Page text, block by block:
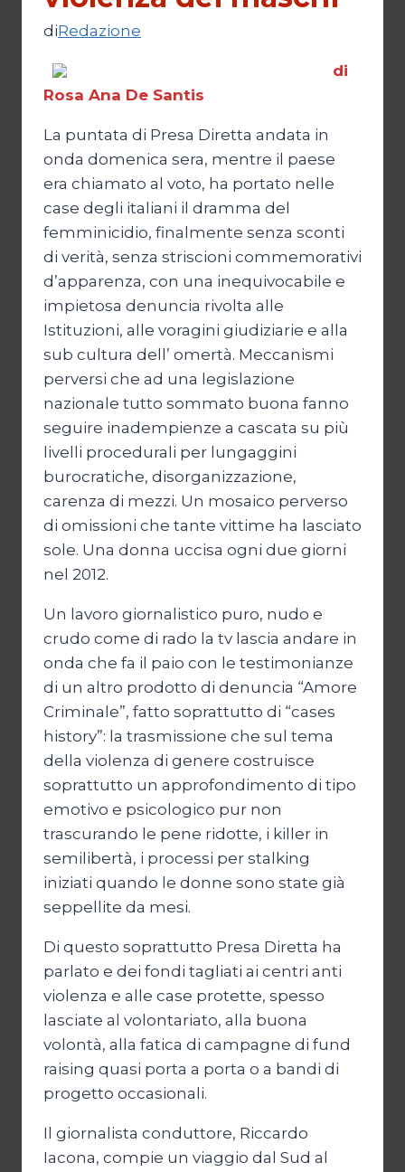
diRedazione
di
Rosa Ana De Santis
La puntata di Presa Diretta andata in
onda domenica sera, mentre il paese
era chiamato al voto, ha portato nelle
case degli italiani il dramma del
femminicidio, finalmente senza sconti
di verità, senza striscioni commemorativi
d’apparenza, con una inequivocabile e
impietosa denuncia rivolta alle
Istituzioni, alle voragini giudiziarie e alla
sub cultura dell’ omertà. Meccanismi
perversi che ad una legislazione
nazionale tutto sommato buona fanno
seguire inadempienze a cascata su più
livelli procedurali per lungaggini
burocratiche, disorganizzazione,
carenza di mezzi. Un mosaico perverso
di omissioni che tante vittime ha lasciato
sole. Una donna uccisa ogni due giorni
nel 2012.
Un lavoro giornalistico puro, nudo e
crudo come di rado la tv lascia andare in
onda che fa il paio con le testimonianze
di un altro prodotto di denuncia “Amore
Criminale”, fatto soprattutto di “cases
history”: la trasmissione che sul tema
della violenza di genere costruisce
soprattutto un approfondimento di tipo
emotivo e psicologico pur non
trascurando le pene ridotte, i killer in
semilibertà, i processi per stalking
iniziati quando le donne sono state già
seppellite da mesi.
Di questo soprattutto Presa Diretta ha
parlato e dei fondi tagliati ai centri anti
violenza e alle case protette, spesso
lasciate al volontariato, alla buona
volontà, alla fatica di campagne di fund
raising quasi porta a porta o a bandi di
progetto occasionali.
Il giornalista conduttore, Riccardo
Iacona, compie un viaggio dal Sud al